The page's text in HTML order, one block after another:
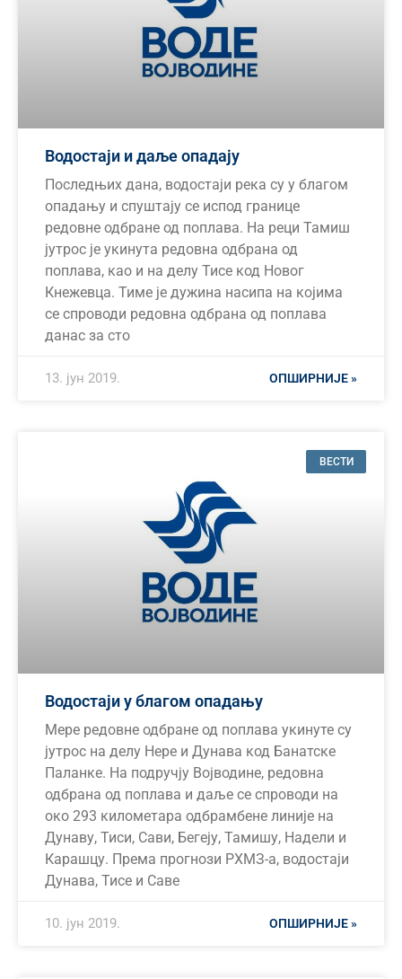
Водостаји и даље опадају
Последњих дана, водостаји река су у благом
опадању и спуштају се испод границе
редовне одбране од поплава. На реци Тамиш
јутрос је укинута редовна одбрана од
поплава, као и на делу Тисе код Новог
Кнежевца. Тиме је дужина насипа на којима
се спроводи редовна одбрана од поплава
данас за сто
ОПШИРНИЈЕ »
13. јун 2019.
ВЕСТИ
Водостаји у благом опадању
Мере редовне одбране од поплава укинуте су
јутрос на делу Нере и Дунава код Банатске
Паланке. На подручју Војводине, редовна
одбрана од поплава и даље се спроводи на
око 293 километара одбрамбене линије на
Дунаву, Тиси, Сави, Бегеју, Тамишу, Надели и
Карашцу. Према прогнози РХМЗ-а, водостаји
Дунава, Тисе и Саве
ОПШИРНИЈЕ »
10. јун 2019.